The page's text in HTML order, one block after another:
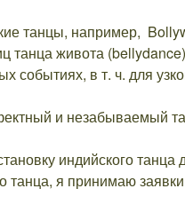
танцы, например,
танца живота
событиях, в т. ч. для
и незабываемый
индийского
я принимаю